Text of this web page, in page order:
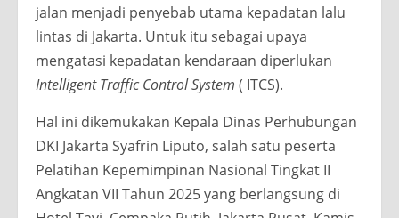
jalan menjadi penyebab utama kepadatan lalu
lintas di Jakarta. Untuk itu sebagai upaya
mengatasi kepadatan kendaraan diperlukan
Intelligent Traffic Control System ( ITCS).
Hal ini dikemukakan Kepala Dinas Perhubungan
DKI Jakarta Syafrin Liputo, salah satu peserta
Pelatihan Kepemimpinan Nasional Tingkat II
Angkatan VII Tahun 2025 yang berlangsung di